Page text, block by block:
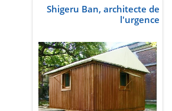
Shigeru Ban, architecte de
l'urgence